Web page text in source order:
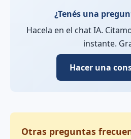
¿Tenés una
Hacela en el chat IA.
instante.
Hacer una
Otras preguntas